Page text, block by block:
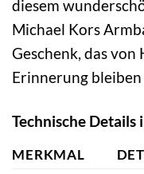
diesem
Michael Kors
Geschenk, das
Erinnerung
Technische Details
MERKMAL